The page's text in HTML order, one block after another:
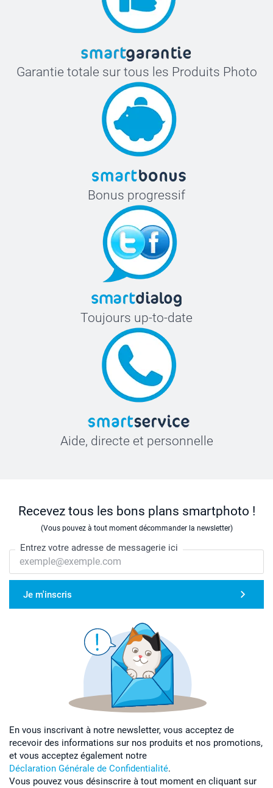
Garantie totale sur tous les Produits Photo
Bonus progressif
Toujours up-to-date
Aide, directe et personnelle
Recevez tous les bons plans smartphoto !
(Vous pouvez à tout moment décommander la newsletter)
Entrez votre adresse de messagerie ici
Je m'inscris
En vous inscrivant à notre newsletter, vous acceptez de
recevoir des informations sur nos produits et nos promotions,
et vous acceptez également notre
Déclaration Générale de Confidentialité.
Vous pouvez vous désinscrire à tout moment en cliquant sur